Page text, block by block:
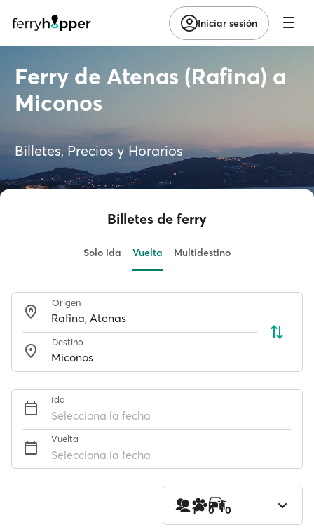
Iniciar sesión
Ferry de Atenas (Rafina) a
Miconos
Billetes, Precios y Horarios
Billetes de ferry
Solo ida Vuelta Multidestino
Origen
Destino
Ida
Selecciona la fecha
Vuelta
Selecciona la fecha
1 0 0